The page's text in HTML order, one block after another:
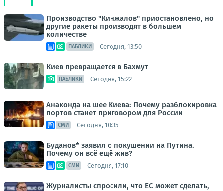
Производство "Кинжалов" приостановлено, но
другие ракеты производят в большем
количестве
ПАБЛИКИ Сегодня, 13:50
Киев превращается в Бахмут
ПАБЛИКИ Сегодня, 15:22
Анаконда на шее Киева: Почему разблокировка
портов станет приговором для России
СМИ Сегодня, 10:35
Буданов* заявил о покушении на Путина.
Почему он всё ещё жив?
СМИ Сегодня, 17:10
Журналисты спросили, что ЕС может сделать,